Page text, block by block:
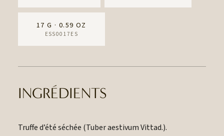
17 G · 0.59 OZ
ESS0017ES
INGRÉDIENTS
Truffe d’été séchée (Tuber aestivum Vittad.).